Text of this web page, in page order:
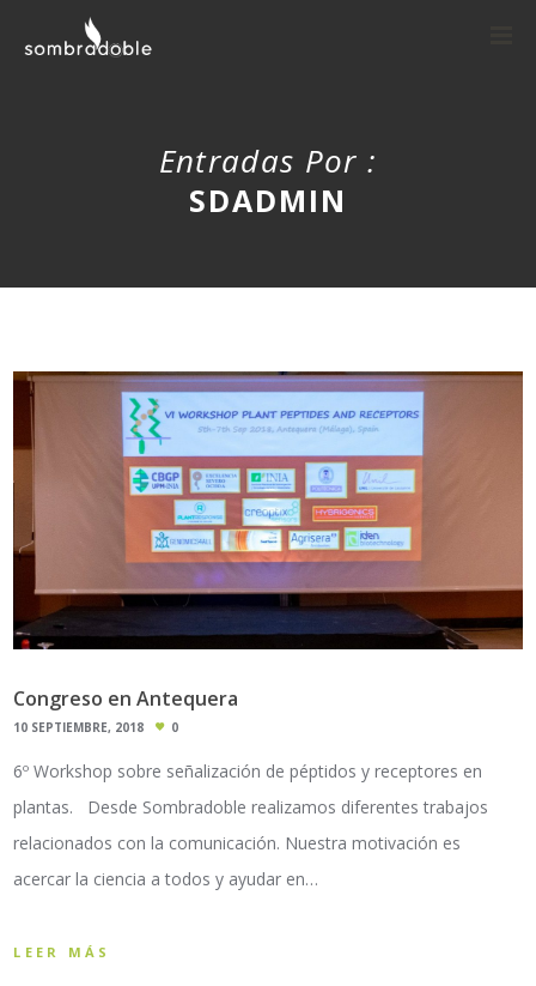
Entradas Por :
SDADMIN
Congreso en Antequera
10 SEPTIEMBRE, 2018 0
6º Workshop sobre señalización de péptidos y receptores en
plantas. Desde Sombradoble realizamos diferentes trabajos
relacionados con la comunicación. Nuestra motivación es
acercar la ciencia a todos y ayudar en…
LEER MÁS